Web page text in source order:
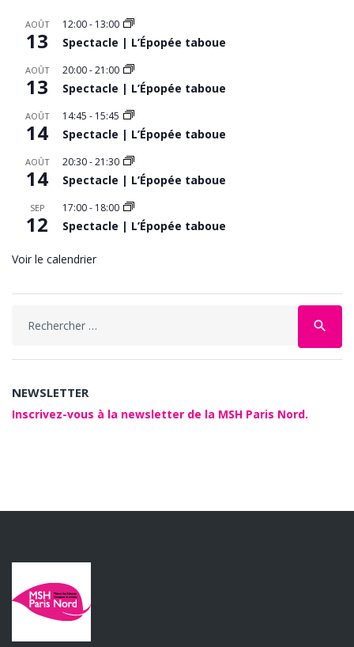
AOÛT
13
12:00- 13:00
Spectacle | L’Épopée taboue
AOÛT
13
20:00-21:00
Spectacle | L’Épopée taboue
AOÛT
14
14:45 - 15:45
Spectacle | L’Épopée taboue
AOÛT
14
20:30-21:30
Spectacle | L’Épopée taboue
SEP
12
17:00- 18:00
Spectacle | L’Épopée taboue
Voir le calendrier
search
NEWSLETTER
Inscrivez-vous à la newsletter de la MSH Paris Nord.